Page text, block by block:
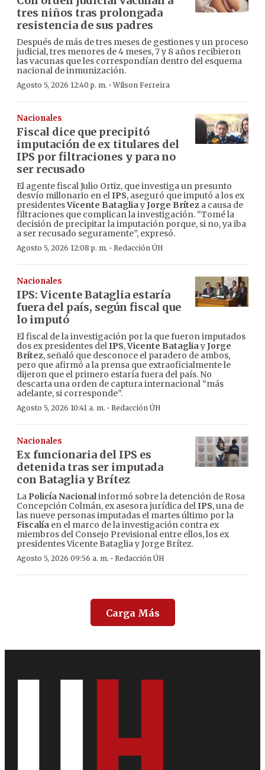
tres niños tras prolongada
resistencia de sus padres
Después de más de tres meses de gestiones y un proceso
judicial, tres menores de 4 meses, 7 y 8 años recibieron
las vacunas que les correspondían dentro del esquema
nacional de inmunización.
Agosto 5, 2026 12:40 p. m. ·Wilson Ferreira
Nacionales
Fiscal dice que precipitó
imputación de ex titulares del
IPS por filtraciones y para no
ser recusado
El agente fiscal Julio Ortiz, que investiga un presunto
desvío millonario en elIPS, aseguró que imputó a los ex
presidentesVicente BatagliayJorge Brítez a causa de
filtraciones que complican la investigación. “Tomé la
decisión de precipitar la imputación porque, si no, ya iba
a ser recusado seguramente”, expresó.
Agosto 5, 2026 12:08 p. m. · Redacción ÚH
Nacionales
IPS: Vicente Bataglia estaría
fuera del país, según fiscal que
lo imputó
El fiscal de la investigación por la que fueron imputados
dos ex presidentes delIPS,Vicente BatagliayJorge
Brítez, señaló que desconoce el paradero de ambos,
pero que afirmó a la prensa que extraoficialmente le
dijeron que el primero estaría fuera del país. No
descarta una orden de captura internacional “más
adelante, si corresponde”.
Agosto 5, 2026 10:41 a. m. · Redacción ÚH
Nacionales
Ex funcionaria del IPS es
detenida tras ser imputada
con Bataglia y Brítez
La Policía Nacionalinformó sobre la detención de Rosa
Concepción Colmán, ex asesora jurídica delIPS, una de
las nueve personas imputadas el martes último por la
Fiscalía en el marco de la investigación contra ex
miembros del Consejo Previsional entre ellos, los ex
presidentes Vicente Bataglia y Jorge Brítez.
Agosto 5, 2026 09:56 a. m. · Redacción ÚH
Carga Más